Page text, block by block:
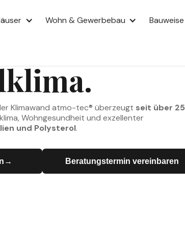
Wohn & Gewerbebau Bauweise
TECHNOLOGIE
für Ihr
Klimawand atmo-tec® überzeugt seit über 25
Wohngesundheit und exzellenter
und Polysterol.
→ Beratungstermin vereinbaren